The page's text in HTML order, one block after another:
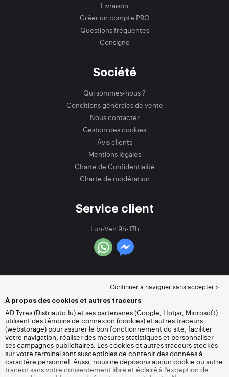
Livraison
Créer un compte PRO
Questions fréquentes
Consigne
Société
Qui sommes-nous ?
Conditions générales de vente
Nous contacter
Gestion des cookies
Avis clients
Mentions légales
Charte de Confidentialité
Charte de modération
Service client
Lun-Ven 9h-17h
Continuer à naviguer sans accepter >
À propos des cookies et autres traceurs
AD Tyres (Distriauto.lu) et ses partenaires (Google, Hotjar, Microsoft)
utilisent des témoins de connexion (cookies) et autres traceurs
(webstorage) pour assurer le bon fonctionnement du site, faciliter
votre navigation, réaliser des mesures statistiques et personnaliser
ses campagnes publicitaires. Les cookies et autres traceurs stockés
sur votre terminal sont susceptibles de contenir des données à
caractère personnel. Aussi, nous ne déposons aucun cookie ou autre
traceur sans votre consentement libre et éclairé à l’exception de